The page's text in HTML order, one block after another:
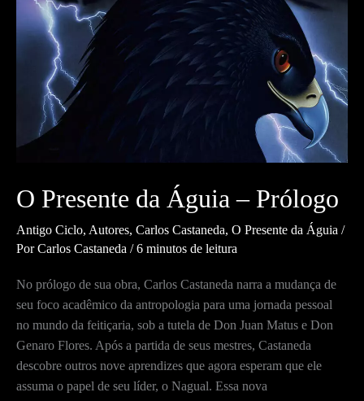
Estratégia
de
Feiticeiro
O Presente da Águia – Prólogo
Antigo Ciclo, Autores, Carlos Castaneda, O Presente da Águia /
PorCarlos Castaneda /6 minutos de leitura
No prólogo de sua obra, Carlos Castaneda narra a mudança de
seu foco acadêmico da antropologia para uma jornada pessoal
no mundo da feitiçaria, sob a tutela de Don Juan Matus e Don
Genaro Flores. Após a partida de seus mestres, Castaneda
descobre outros nove aprendizes que agora esperam que ele
assuma o papel de seu líder, o Nagual. Essa nova